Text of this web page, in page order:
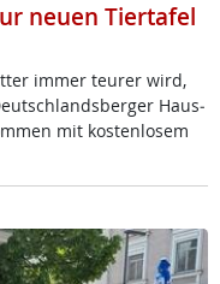
neuen Tiertafel
im­mer teu­rer wird,
Haus­
mit kos­ten­lo­sem